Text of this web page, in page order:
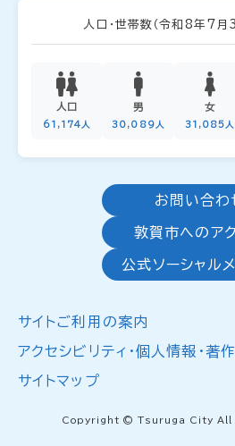
人口・世帯数 （令和8年7月
人口
61,174人
男
30,089人
女
31,085人
お問い合わ
敦賀市へのア
公式ソーシャル
サイトご利用の案内
アクセシビリティ・個人情報・著
サイトマップ
Copyright © Tsuruga City All